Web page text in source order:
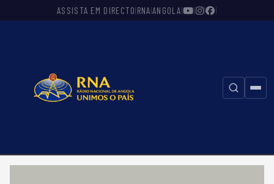
ASSISTA EM DIRECTO|RNA|ANGOLA| | | |
⚲